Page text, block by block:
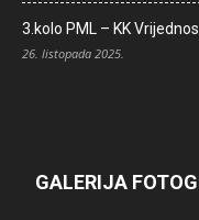
3.kolo PML – KK
26. listopada 2025.
GALERIJA